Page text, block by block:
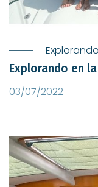
Explorando
Explorando en
03/07/2022